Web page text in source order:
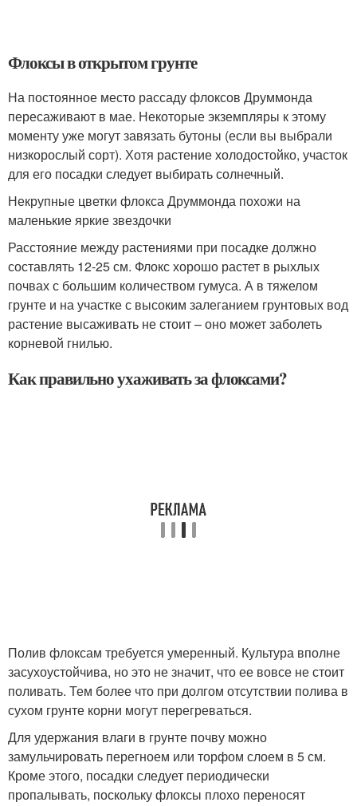
Флоксы в открытом грунте
На постоянное место рассаду флоксов Друммонда
пересаживают в мае. Некоторые экземпляры к этому
моменту уже могут завязать бутоны (если вы выбрали
низкорослый сорт). Хотя растение холодостойко, участок
для его посадки следует выбирать солнечный.
Некрупные цветки флокса Друммонда похожи на
маленькие яркие звездочки
Расстояние между растениями при посадке должно
составлять 12-25 см. Флокс хорошо растет в рыхлых
почвах с большим количеством гумуса. А в тяжелом
грунте и на участке с высоким залеганием грунтовых вод
растение высаживать не стоит – оно может заболеть
корневой гнилью.
Как правильно ухаживать за флоксами?
Полив флоксам требуется умеренный. Культура вполне
засухоустойчива, но это не значит, что ее вовсе не стоит
поливать. Тем более что при долгом отсутствии полива в
сухом грунте корни могут перегреваться.
Для удержания влаги в грунте почву можно
замульчировать перегноем или торфом слоем в 5 см.
Кроме этого, посадки следует периодически
пропалывать, поскольку флоксы плохо переносят